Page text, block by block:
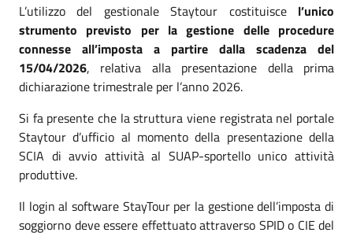
L’utilizzo del gestionale Staytour costituisce l’unico
strumento previsto per la gestione delle procedure
connesse all’imposta a partire dalla scadenza del
15/04/2026, relativa alla presentazione della prima
dichiarazione trimestrale per l’anno 2026.
Si fa presente che la struttura viene registrata nel portale
Staytour d’ufficio al momento della presentazione della
SCIA di avvio attività al SUAP-sportello unico attività
produttive.
Il login al software StayTour per la gestione dell’imposta di
soggiorno deve essere effettuato attraverso SPID o CIE del